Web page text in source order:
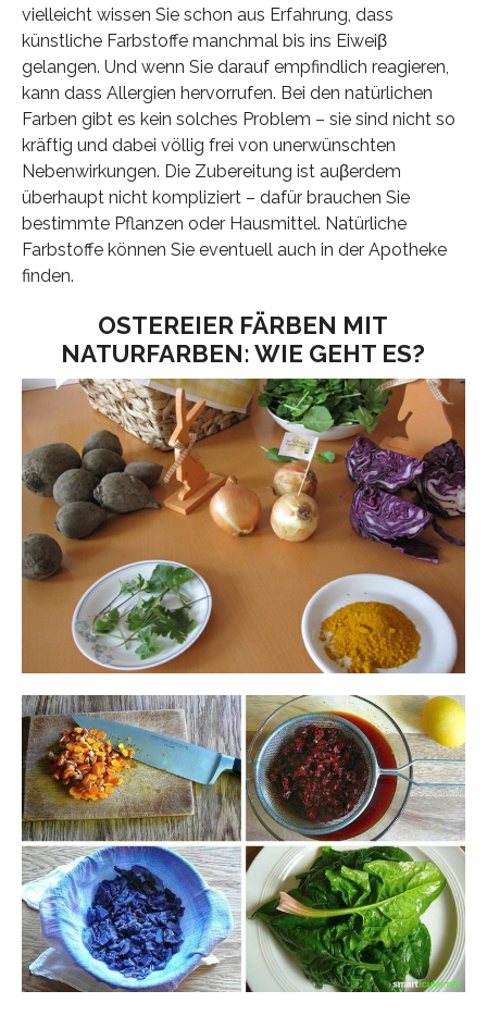
vielleicht wissen Sie schon aus Erfahrung, dass
künstliche Farbstoffe manchmal bis ins Eiweiβ
gelangen. Und wenn Sie darauf empfindlich reagieren,
kann dass Allergien hervorrufen. Bei den natürlichen
Farben gibt es kein solches Problem – sie sind nicht so
kräftig und dabei völlig frei von unerwünschten
Nebenwirkungen. Die Zubereitung ist auβerdem
überhaupt nicht kompliziert – dafür brauchen Sie
bestimmte Pflanzen oder Hausmittel. Natürliche
Farbstoffe können Sie eventuell auch in der Apotheke
finden.
OSTEREIER FÄRBEN MIT
NATURFARBEN: WIE GEHT ES?